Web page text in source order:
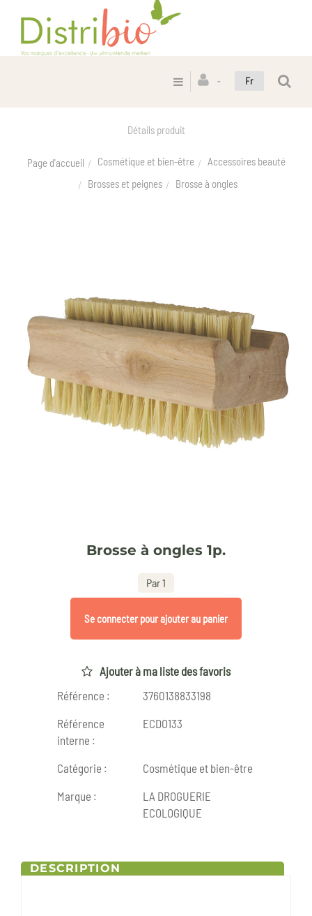
Fr
Détails produit
Page d'accueil Cosmétique et bien-être
Accessoires beauté
Brosses et peignes
Brosse à ongles
Brosse à ongles 1p.
Par 1
Se connecter pour ajouter au panier
Ajouter à ma liste des favoris
Référence :
3760138833198
Référence
interne :
ECDO133
Catégorie :
Cosmétique et bien-être
Marque :
LA DROGUERIE
ECOLOGIQUE
DESCRIPTION